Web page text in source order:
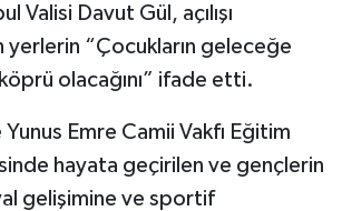
Valisi Davut Gül, açılışı
“Çocukların geleceğe
olacağını” ifade etti.
Emre Camii Vakfı Eğitim
hayata geçirilen ve gençlerin
gelişimine ve sportif